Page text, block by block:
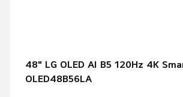
48" LG OLED AI B5 120Hz 4K
OLED48B56LA